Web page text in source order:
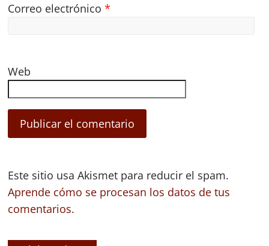
Correo electrónico*
Web
Este sitio usa Akismet para reducir el spam.
Aprende cómo se procesan los datos de tus
comentarios.